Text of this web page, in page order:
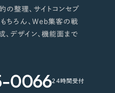
整理、サイトコンセプ
ちろん、Web集客の戦
デザイン、機能面まで
006624時間受付